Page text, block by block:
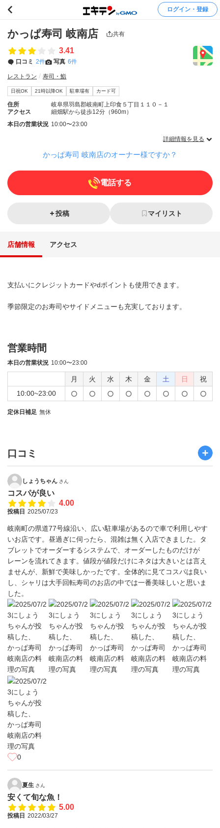
ログイン・登録
かっぱ寿司 岐南店 共有
3.41
口コミ 2件 写真 6件
レストラン 寿司・鮨
日祝OK 21時以降OK 駐車場有 カード可
住所
岐阜県羽島郡岐南町上印食５丁目１１０－１
アクセス
細畑駅から徒歩12分（960m）
本日の営業状況 10:00〜23:00
詳細情報を見る
かっぱ寿司 岐南店のオーナー様ですか？
電話する
投稿 マイリスト
店舗情報 アクセス
支払いにクレジットカードやdポイントも使用できます。
季節限定のお寿司やサイドメニューも充実しております。
営業時間
本日の営業状況 10:00〜23:00
月 火 水 木 金 土 日
祝
10:00~23:00
定休日補足 無休
口コミ
しょうちゃん さん
コスパが良い
4.00
投稿日 2025/07/23
岐南町の県道77号線沿い、広い駐車場があるので車で利用しやす
いお店です。昼過ぎに伺ったら、混雑は無く入店できました。タ
ブレットでオーダーするシステムで、オーダーしたものだけが
レーンを流れてきます。値段が値段だけにネタは大きいとは言え
ませんが、新鮮で美味しかったです。全体的に見てコスパは良い
し、シャリは大手回転寿司のお店の中では一番美味しいと思いま
した。
0
夏生 さん
安くて旬な魚！
5.00
投稿日 2022/03/27